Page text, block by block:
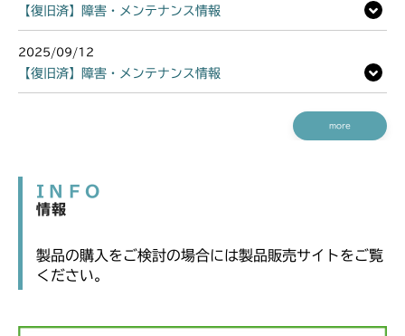
【復旧済】障害・メンテナンス情報
2025/09/12
【復旧済】障害・メンテナンス情報
more
INFO
情報
製品の購入をご検討の場合には製品販売サイトをご覧
ください。